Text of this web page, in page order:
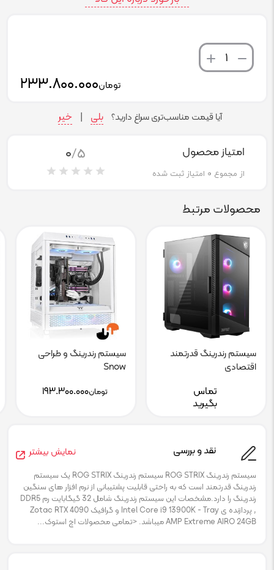
تومان۲۳۳.۸۰۰.۰۰۰
آیا قیمت مناسب‌تری سراغ دارید؟ بلی خیر
امتیاز محصول
از مجموع 0 امتیاز ثبت شده
0/5
محصولات مرتبط
سیستم رندرینگ قدرتمند
اقتصادی
تماس
بگیرید
سیستم رندرینگ و طراحی
Snow
تومان۱۹۳.۳۰۰.۰۰۰
نقد و بررسی نمایش بیشتر
سیستم رندرینگ ROG STRIX سیستم رندرینگ ROG STRIX یک سیستم
رندرینگ قدرتمند است که به راحتی قابلیت پشتیبانی از نرم افزار های سنگین
رندرینگ را دارد.مشخصات این سیستم رندرینگ شامل 32 گیگابایت رم DDR5
, پردازنده ی Intel Core i9 13900K - Tray و گرافیک Zotac RTX 4090
AMP Extreme AIRO 24GB میباشد. <تمامی محصولات اچ استوک...